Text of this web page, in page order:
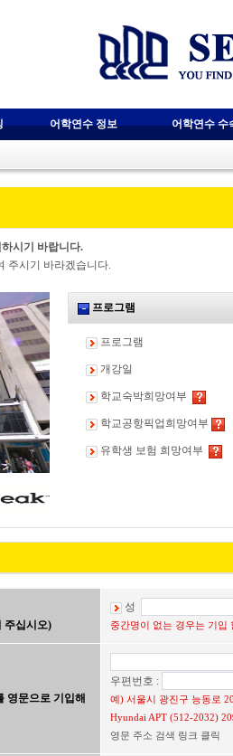
어학연수 정보 어학연수 수
시기 바랍니다.
주시기 바라겠습니다.
프로그램
프로그램
개강일
학교숙박희망여부
학교공항픽업희망여부
유학생 보험 희망여부
주십시오)
성
중간명이 없는 경우는 기입
영문으로 기입해
우편번호 :
예) 서울시 광진구 능동로
Hyundai APT (512-2032)
영문 주소 검색 링크 클릭